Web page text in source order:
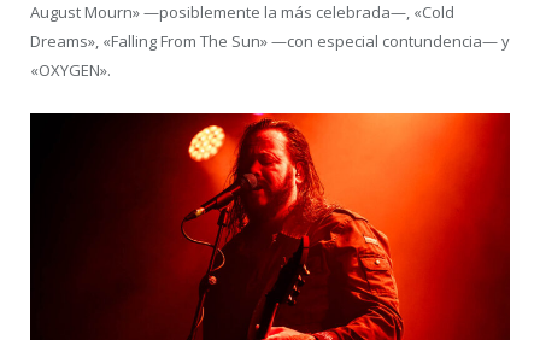
August Mourn» —posiblemente la más celebrada—, «Cold
Dreams», «Falling From The Sun» —con especial contundencia— y
«OXYGEN».